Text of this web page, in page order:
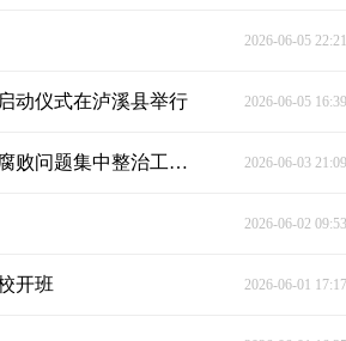
2026-06-05
动仪式在泸溪县举行 2026-06-05
泸溪县树立和践行正确政绩观学习教育警示教育会暨群众身边不正之风和腐败问题集中整治工作推进会召开 2026-06-03
2026-06-02
开班 2026-06-01